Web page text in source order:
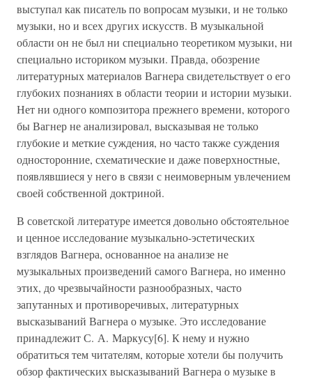
выступал как писатель по вопросам музыки, и не только
музыки, но и всех других искусств. В музыкальной
области он не был ни специально теоретиком музыки, ни
специально историком музыки. Правда, обозрение
литературных материалов Вагнера свидетельствует о его
глубоких познаниях в области теории и истории музыки.
Нет ни одного композитора прежнего времени, которого
бы Вагнер не анализировал, высказывая не только
глубокие и меткие суждения, но часто также суждения
односторонние, схематические и даже поверхностные,
появлявшиеся у него в связи с неимоверным увлечением
своей собственной доктриной.
В советской литературе имеется довольно обстоятельное
и ценное исследование музыкально-эстетических
взглядов Вагнера, основанное на анализе не
музыкальных произведений самого Вагнера, но именно
этих, до чрезвычайности разнообразных, часто
запутанных и противоречивых, литературных
высказываний Вагнера о музыке. Это исследование
принадлежит С. А. Маркусу[6]. К нему и нужно
обратиться тем читателям, которые хотели бы получить
обзор фактических высказываний Вагнера о музыке в